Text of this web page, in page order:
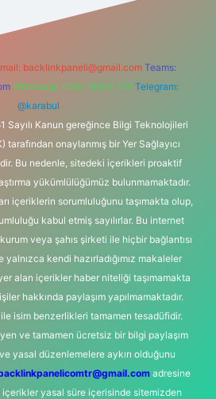
backlinkpaneli@gmail.com Teams:
Whatsapp: 0262 606 0 726 Telegram:
@karabul
Sayılı Kanun gereğince Bilgi Teknolojileri
onaylanmış bir Yer Sağlayıcı
Bu nedenle, sitedeki içerikleri proaktif
yükümlülüğümüz bulunmamaktadır.
içeriklerin sorumluluğunu taşımakta olup,
kabul etmiş sayılırlar. Bu internet
veya şahıs şirketi ile hiçbir bağlantısı
yalnızca kendi hazırladığımız makaleler
alan içerikler haber niteliği taşımamakta
hakkında paylaşım yapılmamaktadır.
isim benzerlikleri tamamen tesadüfidir.
ve tamamen ücretsiz bir bilgi paylaşım
yasal düzenlemelere aykırı olduğunu
adresine
yasal süre içerisinde sitemizden